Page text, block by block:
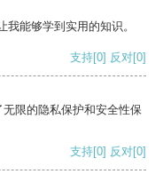
能够学到实用的知识。
支持[0] 反对[0]
限的隐私保护和安全性保
支持[0] 反对[0]